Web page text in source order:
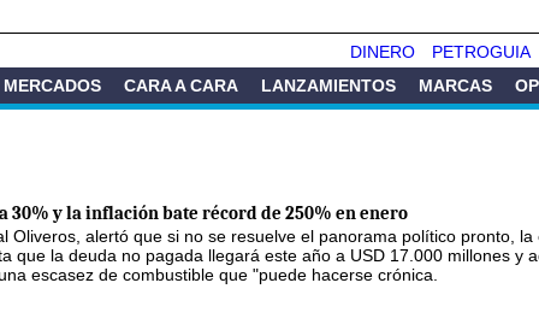
PETROGUIA
DINERO
MERCADOS
CARA A CARA LANZAMIENTOS MARCAS
30% y la inflación bate récord de 250% en enero
Oliveros, alertó que si no se resuelve el panorama político pronto, la
que la deuda no pagada llegará este año a USD 17.000 millones y
escasez de combustible que "puede hacerse crónica.